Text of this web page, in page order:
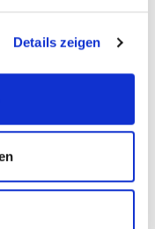
Details zeigen
Bühne 0325...